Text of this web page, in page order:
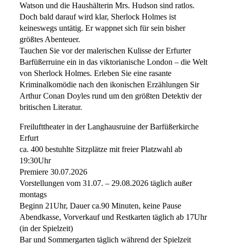
Watson und die Haushälterin Mrs. Hudson sind ratlos.
Doch bald darauf wird klar, Sherlock Holmes ist
keineswegs untätig. Er wappnet sich für sein bisher
größtes Abenteuer.
Tauchen Sie vor der malerischen Kulisse der Erfurter
Barfüßerruine ein in das viktorianische London – die Welt
von Sherlock Holmes. Erleben Sie eine rasante
Kriminalkomödie nach den ikonischen Erzählungen Sir
Arthur Conan Doyles rund um den größten Detektiv der
britischen Literatur.
Freilufttheater in der Langhausruine der Barfüßerkirche
Erfurt
ca. 400 bestuhlte Sitzplätze mit freier Platzwahl ab
19:30Uhr
Premiere 30.07.2026
Vorstellungen vom 31.07. – 29.08.2026 täglich außer
montags
Beginn 21Uhr, Dauer ca.90 Minuten, keine Pause
Abendkasse, Vorverkauf und Restkarten täglich ab 17Uhr
(in der Spielzeit)
Bar und Sommergarten täglich während der Spielzeit